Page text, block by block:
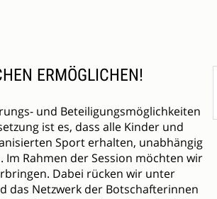
ERMÖGLICHEN!
und Beteiligungsmöglichkeiten
ist es, dass alle Kinder und
Sport erhalten, unabhängig
Rahmen der Session möchten wir
Dabei rücken wir unter
das Netzwerk der Botschafterinnen